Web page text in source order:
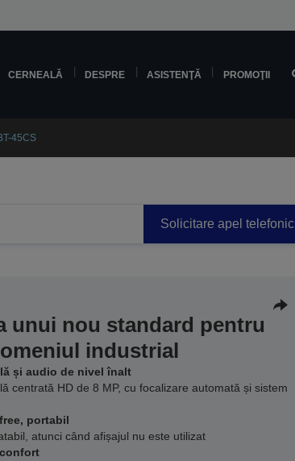
CERNEALĂ DESPRE ASISTENŢĂ PROMOŢII
45CS
Solicitare apel telefonic
unui nou standard pentru
industrial
și audio de nivel înalt
centrată HD de 8 MP, cu focalizare automată și sistem
portabil
atunci când afișajul nu este utilizat